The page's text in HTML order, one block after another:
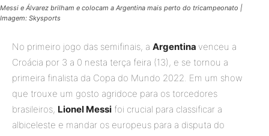
Messi e Álvarez brilham e colocam a Argentina mais perto do tricampeonato |
Imagem: Skysports
No primeiro jogo das semifinais, a Argentina venceu a
Croácia por 3 a 0 nesta terça feira (13), e se tornou a
primeira finalista da Copa do Mundo 2022. Em um show
que trouxe um gosto agridoce para os torcedores
brasileiros, Lionel Messi foi crucial para classificar a
albiceleste e mandar os europeus para a disputa do